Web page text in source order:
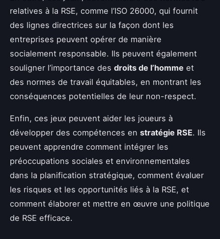
relatives à la RSE, comme l’ISO 26000, qui fournit
des lignes directrices sur la façon dont les
entreprises peuvent opérer de manière
socialement responsable. Ils peuvent également
souligner l’importance des droits de l’homme et
des normes de travail équitables, en montrant les
conséquences potentielles de leur non-respect.
Enfin, ces jeux peuvent aider les joueurs à
développer des compétences en stratégie RSE. Ils
peuvent apprendre comment intégrer les
préoccupations sociales et environnementales
dans la planification stratégique, comment évaluer
les risques et les opportunités liés à la RSE, et
comment élaborer et mettre en œuvre une politique
de RSE efficace.